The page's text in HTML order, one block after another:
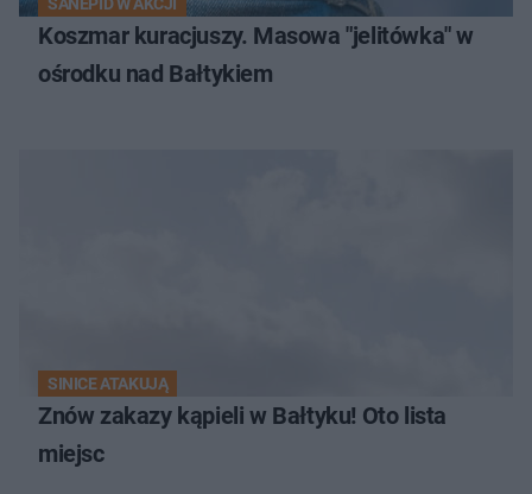
Koszmar kuracjuszy. Masowa "jelitówka" w
ośrodku nad Bałtykiem
SINICE ATAKUJĄ
Znów zakazy kąpieli w Bałtyku! Oto lista
miejsc